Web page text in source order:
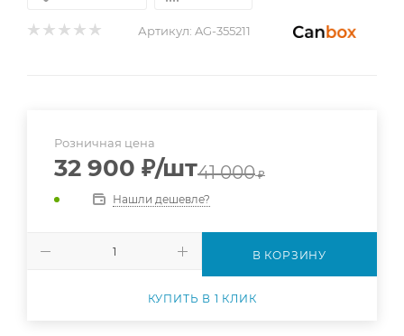
Артикул: AG-355211
Розничная цена
32 900 ₽/шт41 000₽
Нашли дешевле?
В КОРЗИНУ
КУПИТЬ В 1 КЛИК